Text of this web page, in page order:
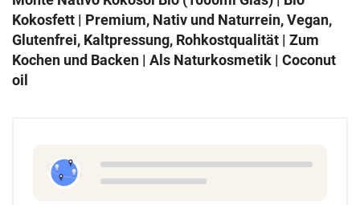
Kokosfett | Premium, Nativ und Naturrein, Vegan,
Glutenfrei, Kaltpressung, Rohkostqualität | Zum
Kochen und Backen | Als Naturkosmetik | Coconut
oil